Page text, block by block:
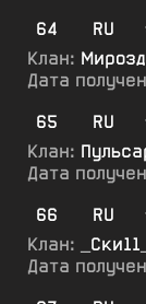
64
RU
Клан:
Дата
65
RU
Клан:
Дата
66
RU
Клан:
Дата